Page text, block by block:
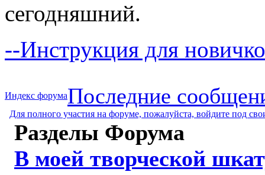
сегодняшний.
--Инструкция для
Индекс форумаПоследние
Для полного участия на форуме, пожалуйста, войдите под
Разделы Форума
В моей творческой